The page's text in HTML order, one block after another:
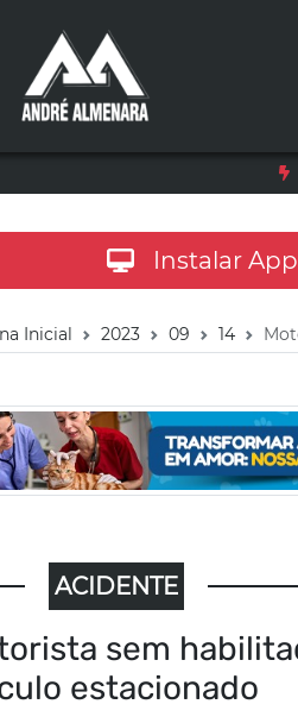
Instalar
Inicial 2023 09 14
ACIDENTE
sem
estacionado